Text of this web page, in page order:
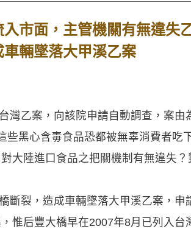
市面，主管機關有無違失
輛墜落大甲溪乙案
灣乙案，向該院申請自動調查，案由
黑心含毒食品恐都被無辜消費者吃
大陸進口食品之把關機制有無違失
裂，造成車輛墜落大甲溪乙案，申
惟后豐大橋早在2007年8月已列入台